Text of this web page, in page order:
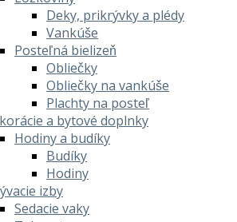
Deky, prikrývky a plédy
Vankúše
Posteľná bielizeň
Obliečky
Obliečky na vankúše
Plachty na posteľ
a bytové doplnky
Hodiny a budíky
Budíky
Hodiny
izby
Sedacie vaky